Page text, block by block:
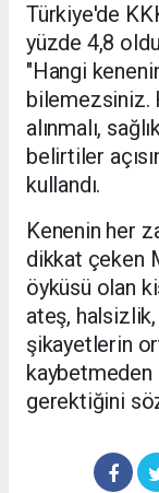
Türkiye'de
yüzde 4,8
"Hangi kenenin
bilemezsiniz.
alınmalı,
belirtiler
kullandı.
Kenenin her
dikkat çeken
öyküsü olan
ateş, halsizlik,
şikayetlerin
kaybetmeden
gerektiğini